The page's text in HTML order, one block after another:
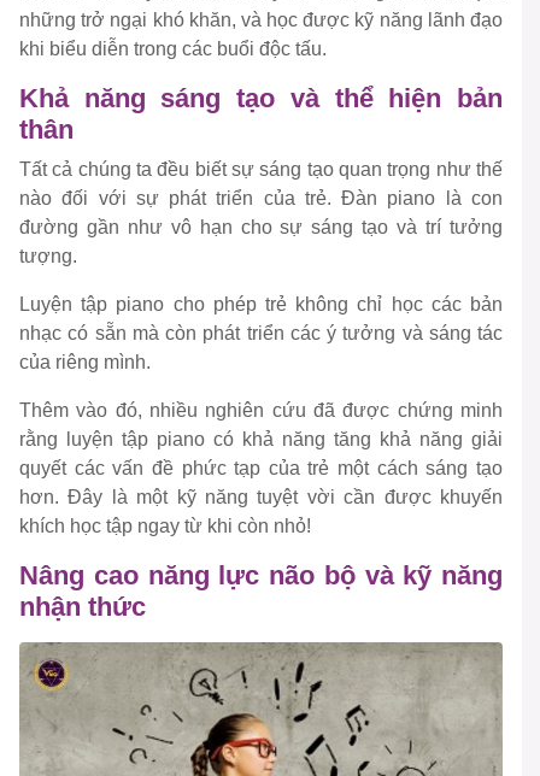
những trở ngại khó khăn, và học được kỹ năng lãnh đạo
khi biểu diễn trong các buổi độc tấu.
Khả năng sáng tạo và thể hiện bản
thân
Tất cả chúng ta đều biết sự sáng tạo quan trọng như thế
nào đối với sự phát triển của trẻ. Đàn piano là con
đường gần như vô hạn cho sự sáng tạo và trí tưởng
tượng.
Luyện tập piano cho phép trẻ không chỉ học các bản
nhạc có sẵn mà còn phát triển các ý tưởng và sáng tác
của riêng mình.
Thêm vào đó, nhiều nghiên cứu đã được chứng minh
rằng luyện tập piano có khả năng tăng khả năng giải
quyết các vấn đề phức tạp của trẻ một cách sáng tạo
hơn. Đây là một kỹ năng tuyệt vời cần được khuyến
khích học tập ngay từ khi còn nhỏ!
Nâng cao năng lực não bộ và kỹ năng
nhận thức